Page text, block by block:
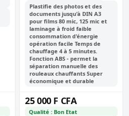
Plastifie des photos et des
documents jusqu'à DIN A3
pour films 80 mic, 125 mic et
laminage à froid faible
consommation d'énergie
opération facile Temps de
chauffage 4 à 5 minutes.
Fonction ABS - permet la
séparation manuelle des
rouleaux chauffants Super
économique et durable
25 000 F CFA
Qualité : Bon Etat